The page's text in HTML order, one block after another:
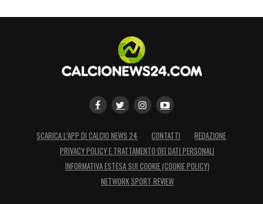
SCARICA L’APP DI CALCIO NEWS 24 CONTATTI
REDAZIONE
PRIVACY POLICY E TRATTAMENTO DEI DATI PERSONALI
INFORMATIVA ESTESA SUI COOKIE (COOKIE POLICY)
NETWORK SPORT REVIEW